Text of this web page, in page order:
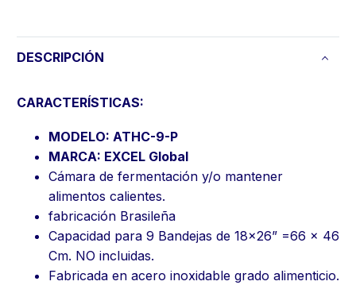
DESCRIPCIÓN
CARACTERÍSTICAS:
MODELO: ATHC-9-P
MARCA: EXCEL Global
Cámara de fermentación y/o mantener
alimentos calientes.
fabricación Brasileña
Capacidad para 9 Bandejas de 18x26” =66 x 46
Cm. NO incluidas.
Fabricada en acero inoxidable grado alimenticio.